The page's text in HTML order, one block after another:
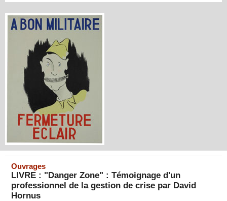
Ouvrages
LIVRE : "Danger Zone" : Témoignage d'un
professionnel de la gestion de crise par David
Hornus